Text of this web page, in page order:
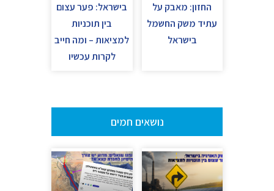
החזון: מאבק על
עתיד משק החשמל
בישראל
בישראל: פער עצום
בין תוכניות
למציאות – ומה חייב
לקרות עכשיו
נושאים חמים